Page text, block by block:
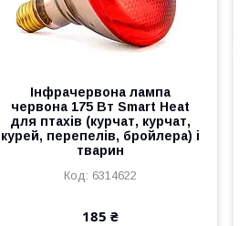
Інфрачервона лампа
червона 175 Вт Smart Heat
для птахів (курчат, курчат,
курей, перепелів, бройлера) і
тварин
6314622
185 ₴